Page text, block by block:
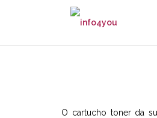
O cartucho toner da